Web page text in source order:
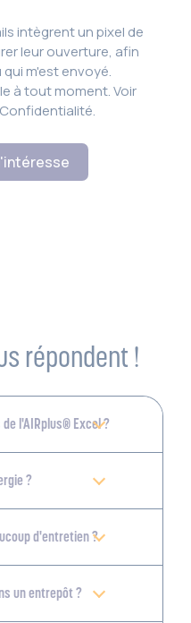
intègrent un pixel de
leur ouverture, afin
m'est envoyé.
à tout moment. Voir
répondent !
l'AIRplus® Excel ?
?
d'entretien ?
un entrepôt ?